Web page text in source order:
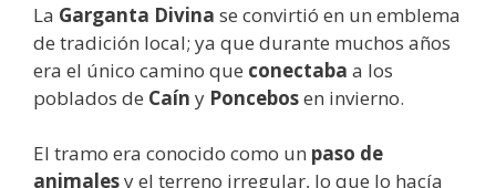
La Garganta Divina se convirtió en un emblema
de tradición local; ya que durante muchos años
era el único camino que conectaba a los
poblados de Caín y Poncebosen invierno.
El tramo era conocido como un paso de
animalesy el terreno irregular, lo que lo hacía